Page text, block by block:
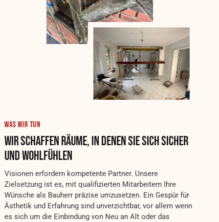
WAS WIR TUN
WIR SCHAFFEN RÄUME, IN DENEN SIE SICH SICHER
UND WOHLFÜHLEN
Visionen erfordern kompetente Partner. Unsere
Zielsetzung ist es, mit qualifizierten Mitarbeitern Ihre
Wünsche als Bauherr präzise umzusetzen. Ein Gespür für
Ästhetik und Erfahrung sind unverzichtbar, vor allem wenn
es sich um die Einbindung von Neu an Alt oder das